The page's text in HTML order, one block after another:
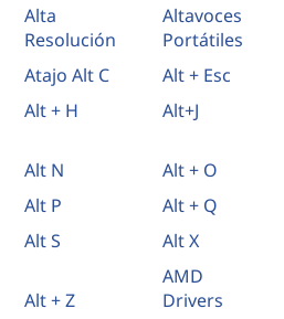
Alta
Resolución
Altavoces
Portátiles
Atajo Alt C
Alt + Esc
Alt + H
Alt+J
Alt N Alt + O
Alt P
Alt + Q
Alt S
Alt X
Alt + Z
AMD
Drivers